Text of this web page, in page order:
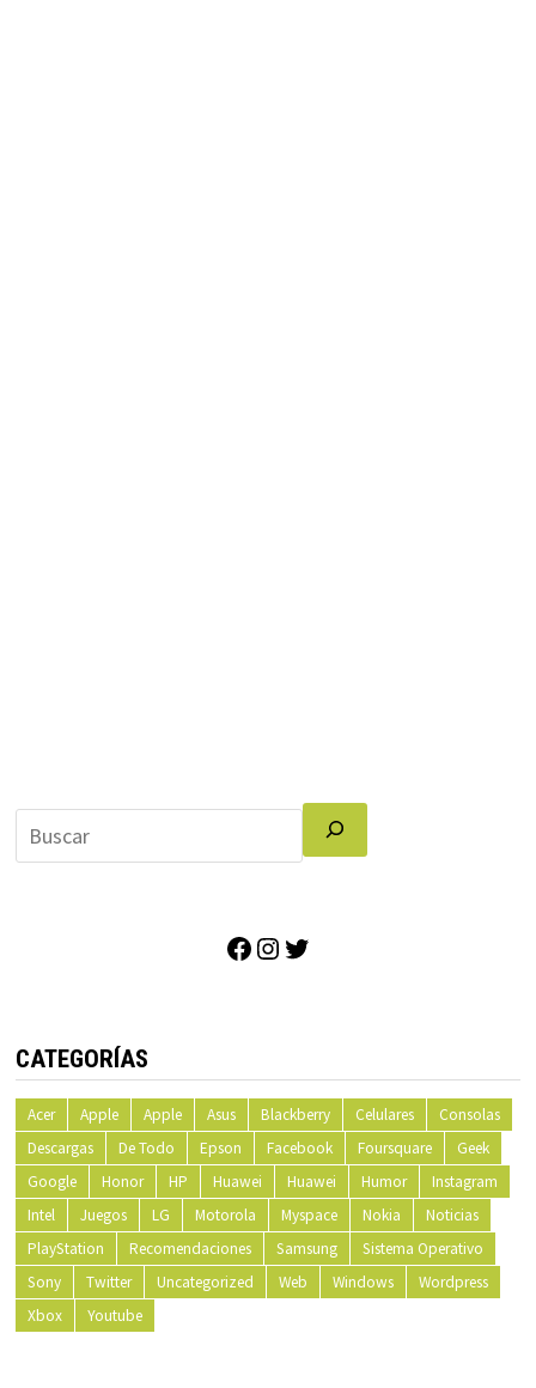
Facebook
Instagram
CATEGORÍAS
Acer Apple Apple Asus Blackberry Celulares
Consolas
Descargas
De Todo Epson Facebook Foursquare
Geek
Google
Honor HP Huawei Huawei Humor
Instagram
Intel
Juegos LG Motorola Myspace Nokia
Noticias
PlayStation
Recomendaciones Samsung
Sistema Operativo
Sony
Twitter Uncategorized Web Windows
Wordpress
Xbox
Youtube